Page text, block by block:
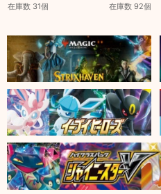
在庫数 31個 在庫数 92個